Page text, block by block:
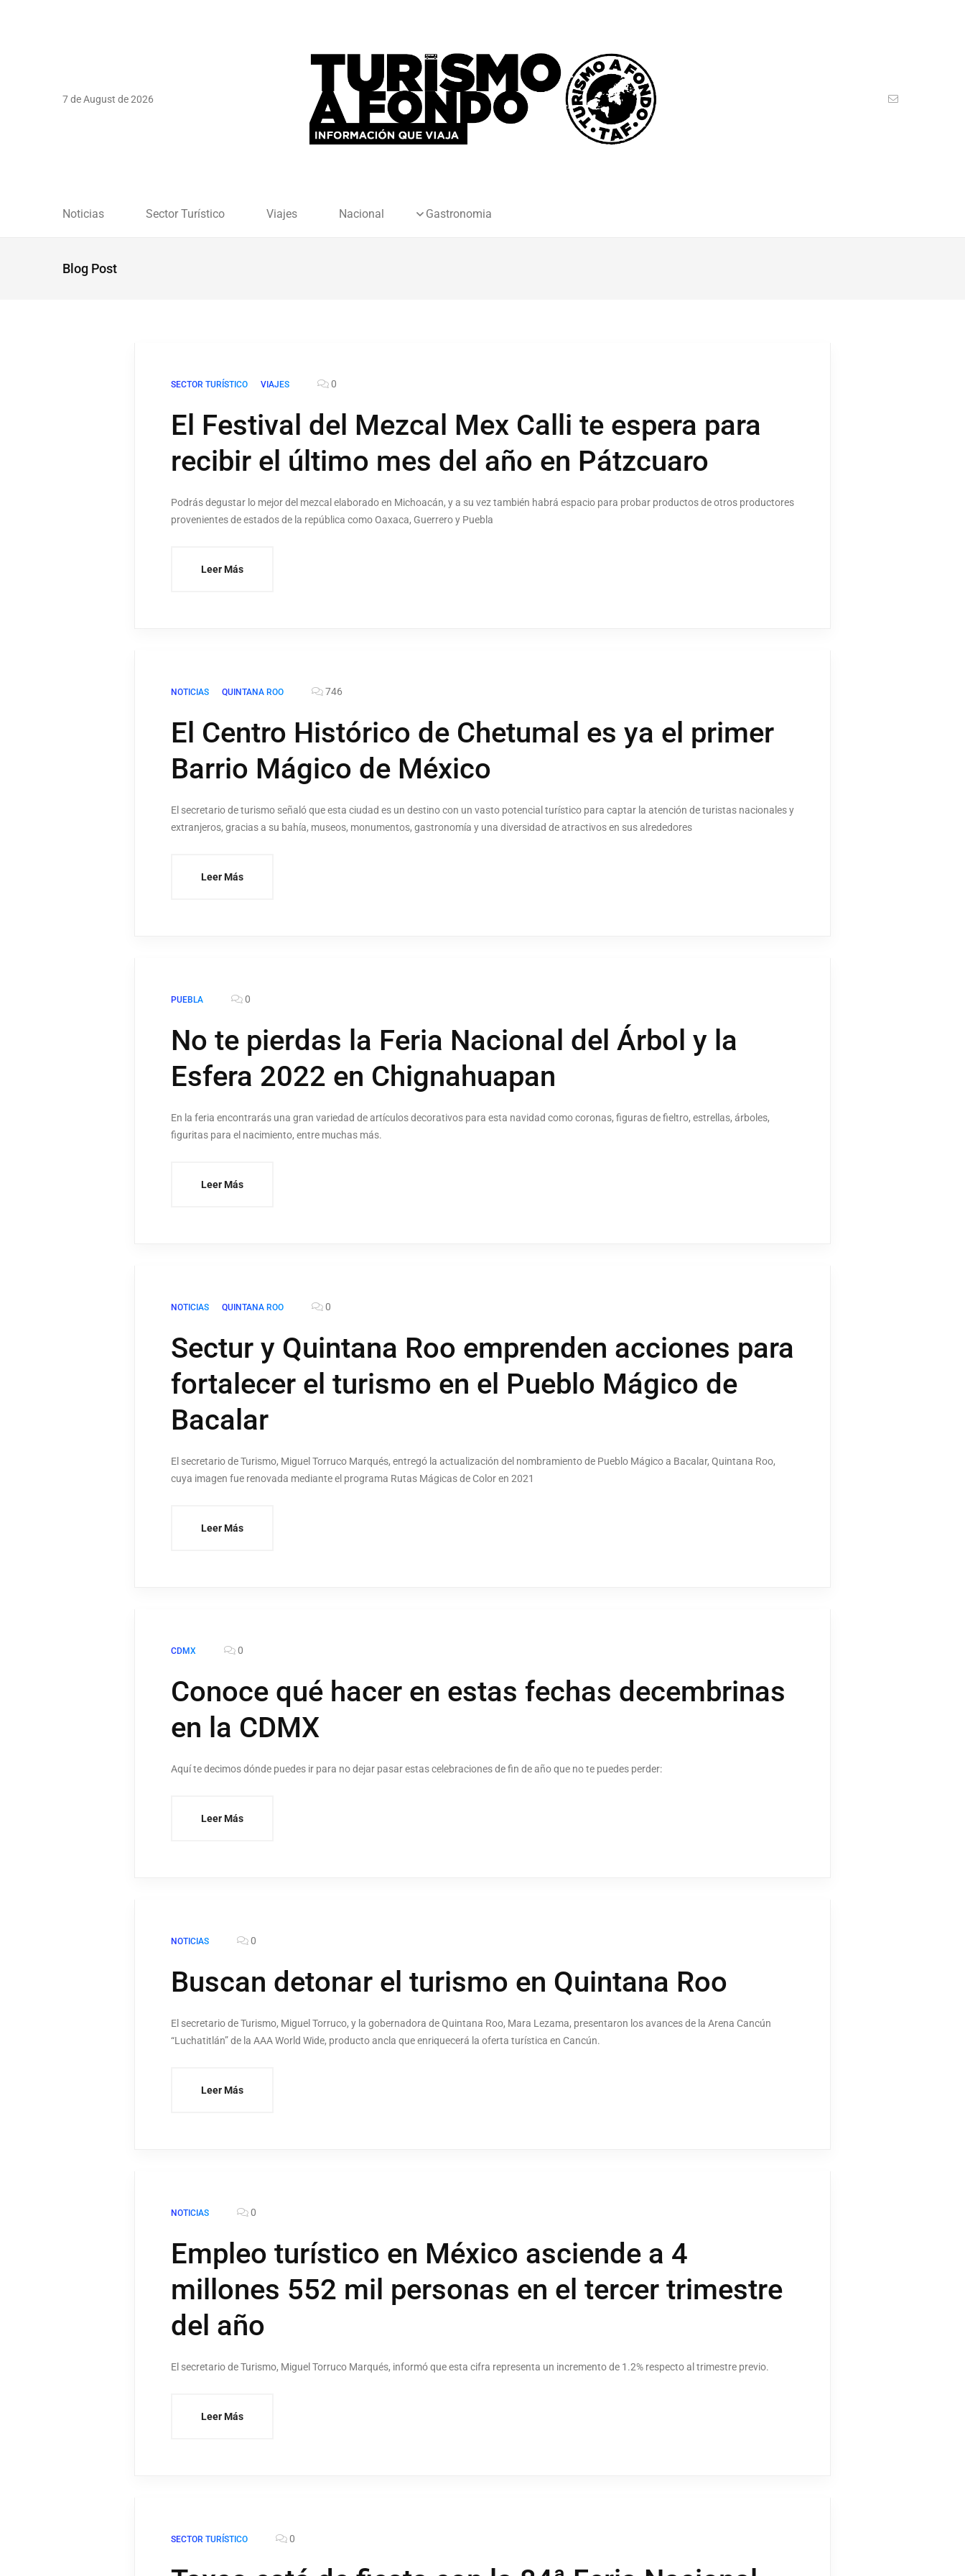
7 de August de 2026
Noticias Sector Turístico Viajes Nacional Gastronomia
Blog Post
SECTOR TURÍSTICO VIAJES 0
El Festival del Mezcal Mex Calli te espera para
recibir el último mes del año en Pátzcuaro
Podrás degustar lo mejor del mezcal elaborado en Michoacán, y a su vez también habrá espacio para probar productos de otros productores
provenientes de estados de la república como Oaxaca, Guerrero y Puebla
Leer Más
NOTICIAS QUINTANA ROO 746
El Centro Histórico de Chetumal es ya el primer
Barrio Mágico de México
El secretario de turismo señaló que esta ciudad es un destino con un vasto potencial turístico para captar la atención de turistas nacionales y
extranjeros, gracias a su bahía, museos, monumentos, gastronomía y una diversidad de atractivos en sus alrededores
Leer Más
PUEBLA 0
No te pierdas la Feria Nacional del Árbol y la
Esfera 2022 en Chignahuapan
En la feria encontrarás una gran variedad de artículos decorativos para esta navidad como coronas, figuras de fieltro, estrellas, árboles,
figuritas para el nacimiento, entre muchas más.
Leer Más
NOTICIAS QUINTANA ROO 0
Sectur y Quintana Roo emprenden acciones para
fortalecer el turismo en el Pueblo Mágico de
Bacalar
El secretario de Turismo, Miguel Torruco Marqués, entregó la actualización del nombramiento de Pueblo Mágico a Bacalar, Quintana Roo,
cuya imagen fue renovada mediante el programa Rutas Mágicas de Color en 2021
Leer Más
CDMX 0
Conoce qué hacer en estas fechas decembrinas
en la CDMX
Aquí te decimos dónde puedes ir para no dejar pasar estas celebraciones de fin de año que no te puedes perder:
Leer Más
NOTICIAS 0
Buscan detonar el turismo en Quintana Roo
El secretario de Turismo, Miguel Torruco, y la gobernadora de Quintana Roo, Mara Lezama, presentaron los avances de la Arena Cancún
“Luchatitlán” de la AAA World Wide, producto ancla que enriquecerá la oferta turística en Cancún.
Leer Más
NOTICIAS 0
Empleo turístico en México asciende a 4
millones 552 mil personas en el tercer trimestre
del año
El secretario de Turismo, Miguel Torruco Marqués, informó que esta cifra representa un incremento de 1.2% respecto al trimestre previo.
Leer Más
SECTOR TURÍSTICO 0